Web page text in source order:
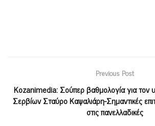
Previous Post
Kozanimedia: Σούπερ βαθμολογία για τον
Σερβίων Σταύρο Καψαλιάρη-Σημαντικές
στις πανελλαδικές